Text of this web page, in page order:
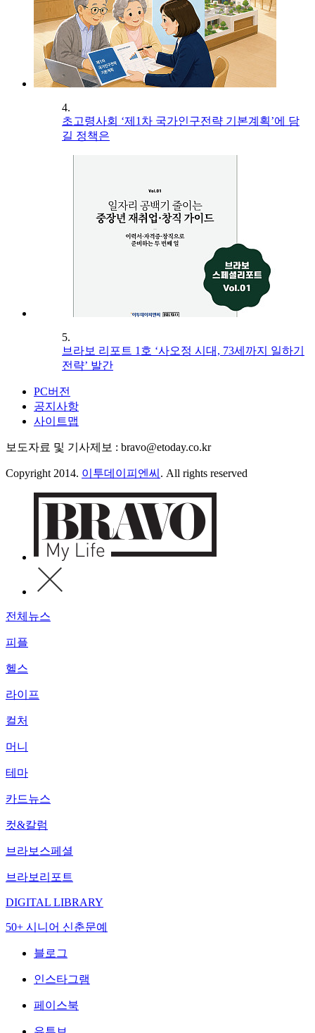
4.
초고령사회 ‘제1차 국가인구전략 기본계획’에 담
길 정책은
5.
브라보 리포트 1호 ‘사오정 시대, 73세까지 일하기
전략’ 발간
PC버전
공지사항
사이트맵
보도자료 및 기사제보 : bravo@etoday.co.kr
Copyright 2014. 이투데이피엔씨 . All rights reserved
전체뉴스
피플
헬스
라이프
컬처
머니
테마
카드뉴스
컷&칼럼
브라보스페셜
브라보리포트
DIGITAL LIBRARY
50+ 시니어 신춘문예
블로그
인스타그램
페이스북